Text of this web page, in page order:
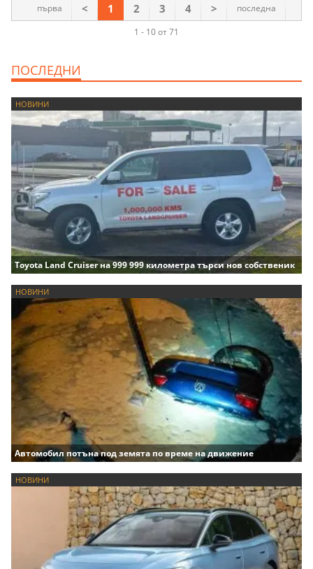
1 - 10 от 71
първа < 1 2 3 4 > последна
ПОСЛЕДНИ
НОВИНИ
Toyota Land Cruiser на 999 999 километра търси нов собственик
НОВИНИ
Автомобил потъна под земята по време на движение
НОВИНИ